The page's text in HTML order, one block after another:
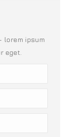
lorem ipsum
eget.